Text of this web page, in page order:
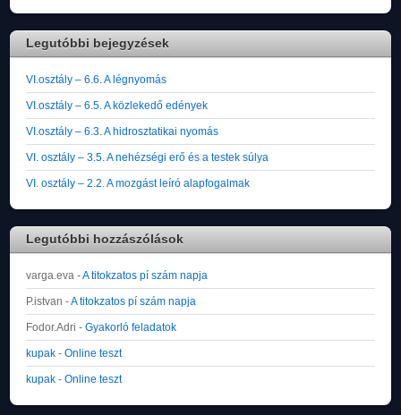
Legutóbbi bejegyzések
VI.osztály – 6.6. A légnyomás
VI.osztály – 6.5. A közlekedő edények
VI.osztály – 6.3. A hidrosztatikai nyomás
VI. osztály – 3.5. A nehézségi erő és a testek súlya
VI. osztály – 2.2. A mozgást leíró alapfogalmak
Legutóbbi hozzászólások
varga.eva -A titokzatos pí szám napja
P.istvan -A titokzatos pí szám napja
Fodor.Adri -Gyakorló feladatok
kupak -Online teszt
kupak -Online teszt